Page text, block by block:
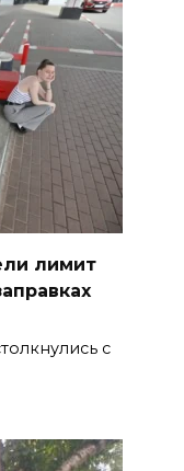
лимит
с